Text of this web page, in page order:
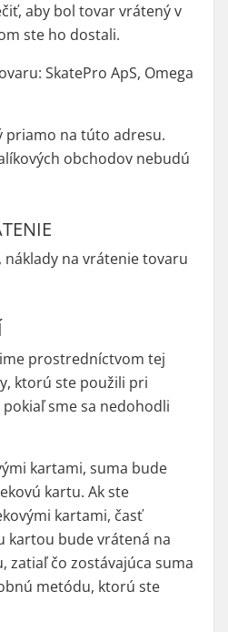
aby bol tovar vrátený v
ste ho dostali.
SkatePro ApS, Omega
priamo na túto adresu.
obchodov nebudú
na vrátenie tovaru
prostredníctvom tej
ktorú ste použili pri
sme sa nedohodli
kartami, suma bude
kartu. Ak ste
kartami, časť
kartou bude vrátená na
zatiaľ čo zostávajúca suma
metódu, ktorú ste